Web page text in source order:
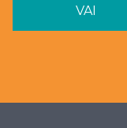
VAI